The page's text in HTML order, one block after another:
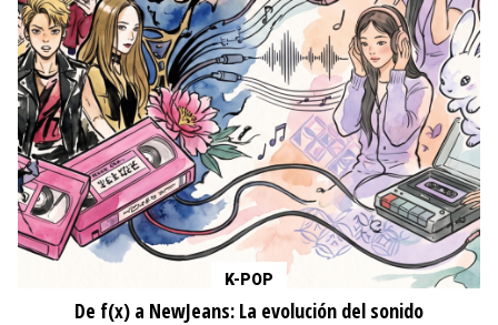
K-POP
De f(x) a NewJeans: La evolución del sonido